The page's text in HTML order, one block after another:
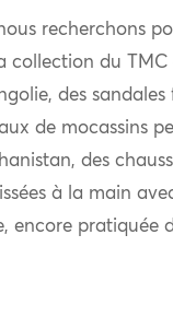
recherchons
collection du TMC
des sandales
de mocassins
des
à la main
encore pratiquée